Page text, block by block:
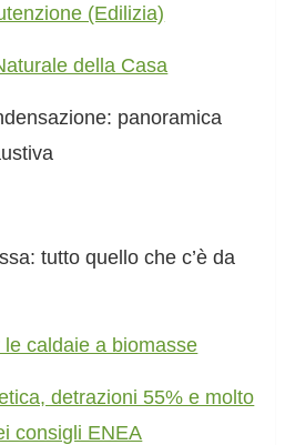
(Edilizia)
della Casa
panoramica
tutto quello che c’è da
caldaie a biomasse
detrazioni 55% e molto
consigli ENEA